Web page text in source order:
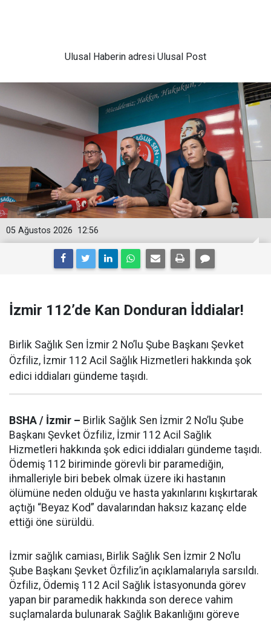
Ulusal Haberin adresi Ulusal Post
12:56
05 Ağustos 2026
İzmir 112’de Kan Donduran İddialar!
Birlik Sağlık Sen İzmir 2 No’lu Şube Başkanı Şevket
Özfiliz, İzmir 112 Acil Sağlık Hizmetleri hakkında şok
edici iddiaları gündeme taşıdı.
BSHA / İzmir – Birlik Sağlık Sen İzmir 2 No’lu Şube
Başkanı Şevket Özfiliz, İzmir 112 Acil Sağlık
Hizmetleri hakkında şok edici iddiaları gündeme taşıdı.
Ödemiş 112 biriminde görevli bir paramediğin,
ihmalleriyle biri bebek olmak üzere iki hastanın
ölümüne neden olduğu ve hasta yakınlarını kışkırtarak
açtığı “Beyaz Kod” davalarından haksız kazanç elde
ettiği öne sürüldü.
İzmir sağlık camiası, Birlik Sağlık Sen İzmir 2 No’lu
Şube Başkanı Şevket Özfiliz’in açıklamalarıyla sarsıldı.
Özfiliz, Ödemiş 112 Acil Sağlık İstasyonunda görev
yapan bir paramedik hakkında son derece vahim
suçlamalarda bulunarak Sağlık Bakanlığını göreve